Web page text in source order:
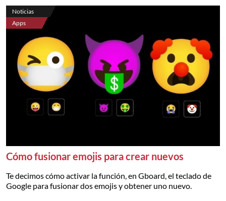
Noticias
Apps
Cómo fusionar emojis para crear nuevos
Te decimos cómo activar la función, en Gboard, el teclado de
Google para fusionar dos emojis y obtener uno nuevo.